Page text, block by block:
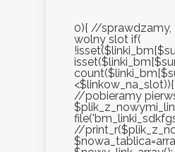
0){ //sprawdzamy,
wolny slot if(
<$linkow_na_slot)){
//pobieramy
//